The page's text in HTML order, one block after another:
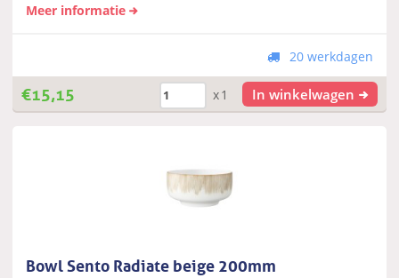
Meer informatie
20 werkdagen
€15,15 x1 In winkelwagen
Bowl Sento Radiate beige 200mm